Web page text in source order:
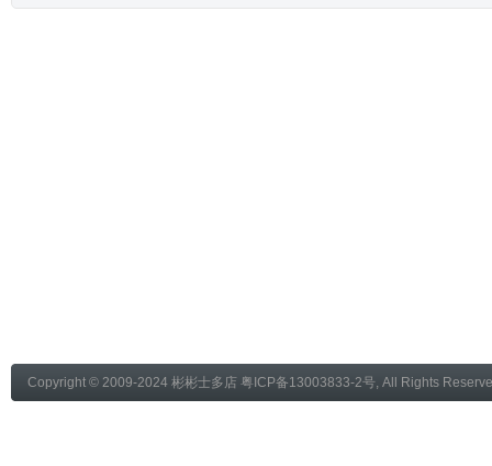
Copyright © 2009-2024 彬彬士多店 粤ICP备13003833-2号, All Rights